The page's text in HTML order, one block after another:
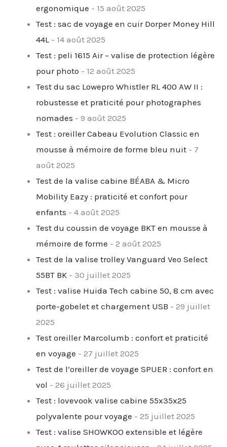
ergonomique - 15 août 2025
Test : sac de voyage en cuir Dorper Money Hill
44L - 14 août 2025
Test : peli 1615 Air – valise de protection légère
pour photo - 12 août 2025
Test du sac Lowepro Whistler RL 400 AW II :
robustesse et praticité pour photographes
nomades - 9 août 2025
Test : oreiller Cabeau Evolution Classic en
mousse à mémoire de forme bleu nuit - 7
août 2025
Test de la valise cabine BÉABA & Micro
Mobility Eazy : praticité et confort pour
enfants - 4 août 2025
Test du coussin de voyage BKT en mousse à
mémoire de forme - 2 août 2025
Test de la valise trolley Vanguard Veo Select
55BT BK - 30 juillet 2025
Test : valise Huida Tech cabine 50, 8 cm avec
porte-gobelet et chargement USB - 29 juillet
2025
Test oreiller Marcolumb : confort et praticité
en voyage - 27 juillet 2025
Test de l’oreiller de voyage SPUER : confort en
vol - 26 juillet 2025
Test : lovevook valise cabine 55x35x25
polyvalente pour voyage - 25 juillet 2025
Test : valise SHOWKOO extensible et légère